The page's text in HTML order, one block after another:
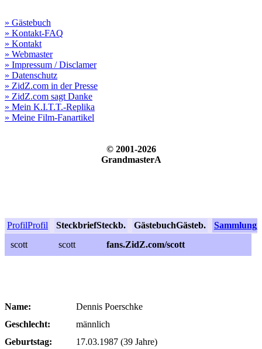
» Gästebuch
» Kontakt-FAQ
» Kontakt
» Webmaster
» Impressum / Disclamer
» Datenschutz
» ZidZ.com in der Presse
» ZidZ.com sagt Danke
» Mein K.I.T.T.-Replika
» Meine Film-Fanartikel
© 2001-2026
GrandmasterA
ProfilProfil SteckbriefSteckb. GästebuchGästeb. Sammlung
scott
scott fans.ZidZ.com/scott
Name:
Dennis Poerschke
Geschlecht:
männlich
Geburtstag:
17.03.1987 (39 Jahre)